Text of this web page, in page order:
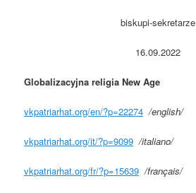
biskupi-sekretarze
16.09.2022
Globalizacyjna religia New Age
vkpatriarhat.org/en/?p=22274 /english/
vkpatriarhat.org/it/?p=9099 /italiano/
vkpatriarhat.org/fr/?p=15639 /français/